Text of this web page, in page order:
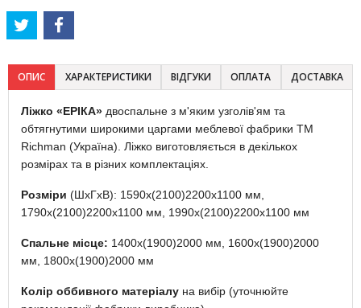
ОПИС ХАРАКТЕРИСТИКИ ВІДГУКИ ОПЛАТА ДОСТАВКА
Ліжко «ЕРІКА» двоспальне з м'яким узголів'ям та
обтягнутими широкими царгами меблевої фабрики TM
Richman (Україна). Ліжко виготовляється в декількох
розмірах та в різних комплектаціях.
Розміри (ШхГхВ): 1590х(2100)2200х1100 мм,
1790х(2100)2200х1100 мм, 1990х(2100)2200х1100 мм
Спальне місце: 1400х(1900)2000 мм, 1600х(1900)2000
мм, 1800х(1900)2000 мм
Колір оббивного матеріалу на вибір (уточнюйте